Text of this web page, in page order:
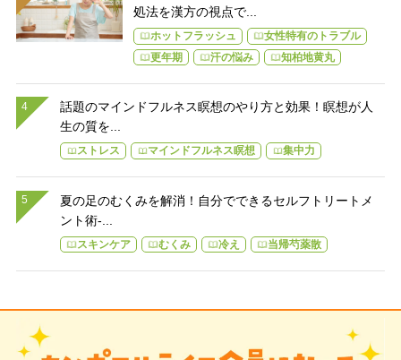
処法を漢方の視点で...
ホットフラッシュ
女性特有のトラブル
更年期
汗の悩み 知柏地黄丸
話題のマインドフルネス瞑想のやり方と効果！瞑想が人
生の質を...
ストレス マインドフルネス瞑想 集中力
夏の足のむくみを解消！自分でできるセルフトリートメ
ント術-...
スキンケア むくみ 冷え 当帰芍薬散